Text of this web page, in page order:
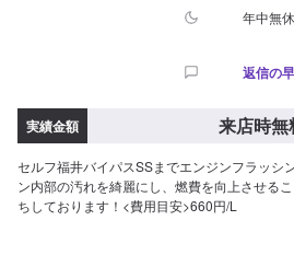
年中無休
返信の
実績金額 来店時無
セルフ福井バイパスSSまでエンジンフラッシ
ン内部の汚れを綺麗にし、燃費を向上させる
ちしております！<費用目安>660円/L